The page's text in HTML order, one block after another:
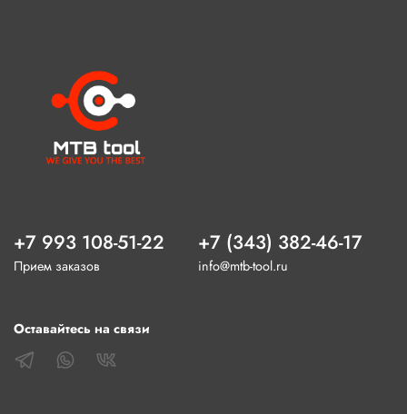
+7 993 108-51-22
Прием заказов
+7 (343) 382-46-17
info@mtb-tool.ru
Оставайтесь на связи